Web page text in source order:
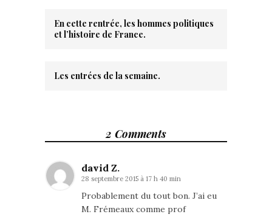
En cette rentrée, les hommes politiques
et l’histoire de France.
Les entrées de la semaine.
2 Comments
david Z.
28 septembre 2015 à 17 h 40 min
Probablement du tout bon. J’ai eu
M. Frémeaux comme prof